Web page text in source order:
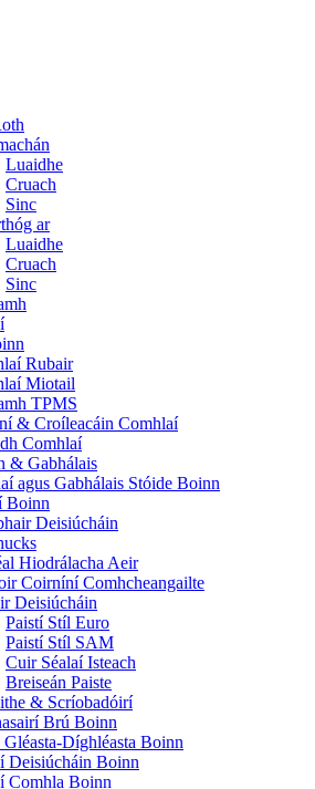
Luaidhe
Cruach
Sinc
ar
Luaidhe
Cruach
Sinc
Rubair
Miotail
TPMS
& Croíleacáin Comhlaí
Comhlaí
& Gabhálais
agus Gabhálais Stóide Boinn
Boinn
Deisiúcháin
Hiodrálacha Aeir
Coirníní Comhcheangailte
Deisiúcháin
Paistí Stíl Euro
Paistí Stíl SAM
Cuir Séalaí Isteach
Breiseán Paiste
& Scríobadóirí
Brú Boinn
Díghléasta Boinn
Deisiúcháin Boinn
Comhla Boinn